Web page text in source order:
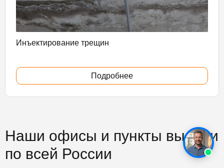
Инъектирование трещин
Подробнее
Наши офисы и пункты выдачи
по всей России